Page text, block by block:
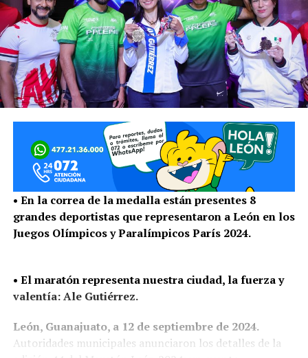
• En la correa de la medalla están presentes 8
grandes deportistas que representaron a León en los
Juegos Olímpicos y Paralímpicos París 2024.
• El maratón representa nuestra ciudad, la fuerza y
valentía: Ale Gutiérrez.
León, Guanajuato, a 12 de septiembre de 2024.
Autoridades municipales anunciaron los detalles de la